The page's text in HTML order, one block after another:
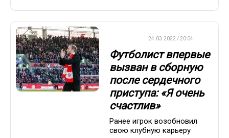
24.03.2022 / 20:04
Футболист впервые
вызван в сборную
после сердечного
приступа: «Я очень
счастлив»
Ранее игрок возобновил
свою клубную карьеру